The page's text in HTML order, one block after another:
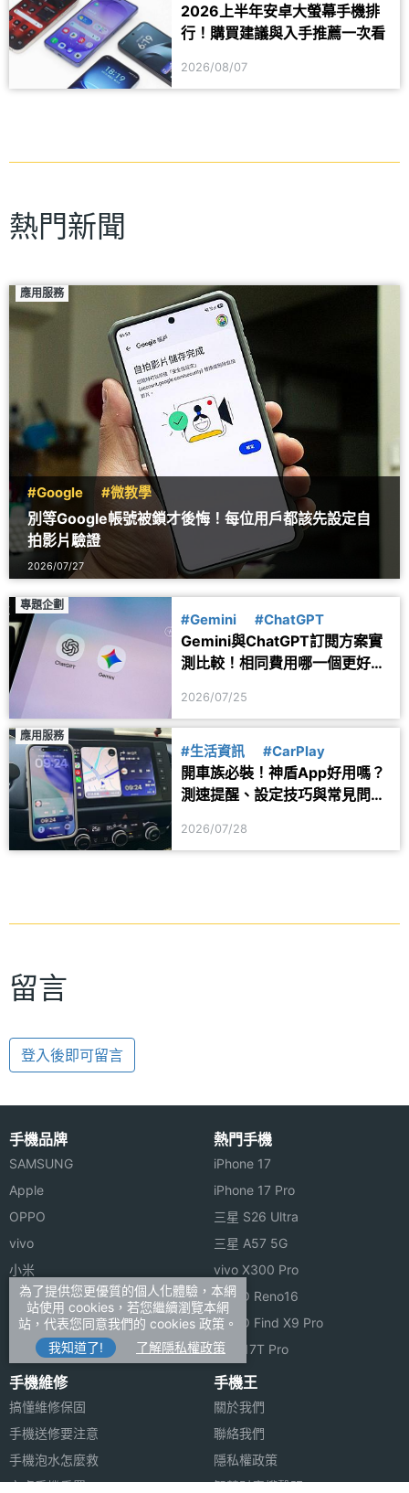
2026上半年安卓大螢幕手機排
行！購買建議與入手推薦一次看
2026/08/07
熱門新聞
應用服務
#Google #微教學
別等Google帳號被鎖才後悔！每位用戶都該先設定自
拍影片驗證
2026/07/27
專題企劃
#Gemini #ChatGPT
Gemini與ChatGPT訂閱方案實
測比較！相同費用哪一個更好
2026/07/25
應用服務
#生活資訊 #CarPlay
開車族必裝！神盾App好用嗎？
測速提醒、設定技巧與常見問題
2026/07/28
留言
登入後即可留言
手機品牌
SAMSUNG
Apple
OPPO
vivo
小米
ASUS
Sony
realme
熱門手機
iPhone 17
iPhone 17 Pro
三星 S26 Ultra
三星 A57 5G
vivo X300 Pro
OPPO Reno16
OPPO Find X9 Pro
小米 17T Pro
手機維修
搞懂維修保固
手機送修要注意
手機泡水怎麼救
安卓手機重置
手機王
關於我們
聯絡我們
隱私權政策
智慧財產權聲明
為了提供您更優質的個人化體驗，本網
站使用 cookies，若您繼續瀏覽本網
站，代表您同意我們的 cookies 政策。
我知道了!
了解隱私權政策